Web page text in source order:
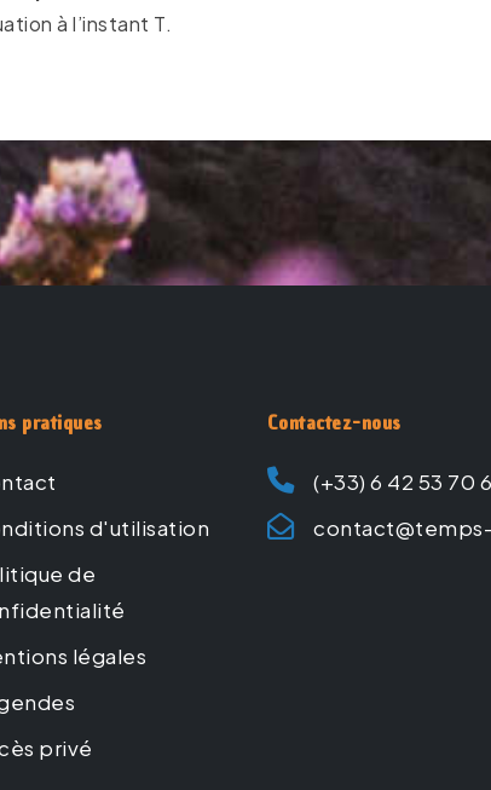
à l’instant T.
pratiques
d'utilisation
de
légales
privé
Contactez-nous
(+33) 6 42 53 70